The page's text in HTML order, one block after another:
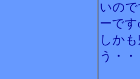
いの
ーです
しか
う・